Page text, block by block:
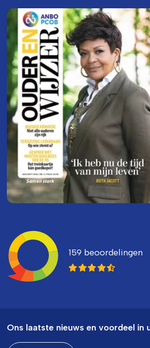
159 beoordelingen
Ons laatste nieuws en voordeel in